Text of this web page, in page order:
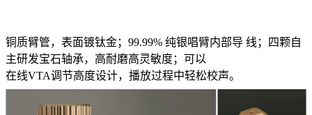
铜质臂管，表面镀钛金；99.99% 纯银唱臂内部导 线；四颗自
主研发宝石轴承，高耐磨高灵敏度；可以
在线VTA调节高度设计，播放过程中轻松校声。